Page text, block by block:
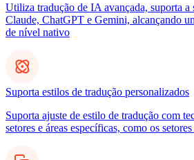
Utiliza tradução de IA avançada, suporta a
Claude, ChatGPT e Gemini, alcançando
de nível nativo
Suporta estilos de tradução personalizados
Suporta ajuste de estilo de tradução com
setores e áreas específicas, como os